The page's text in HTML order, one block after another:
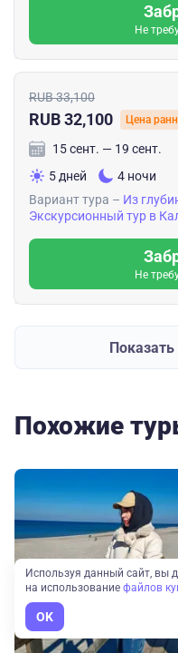
Не
RUB 33,100
RUB 32,100 Цена
15 сент. — 19 сент.
5 дней
4 ночи
Вариант тура – Из
Экскурсионный тур в
Не
Похожие
Используя данный сайт, вы
на использование файлов
OK